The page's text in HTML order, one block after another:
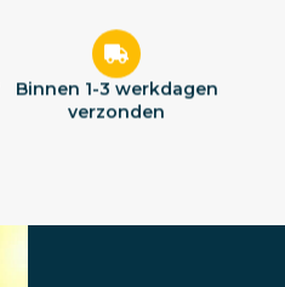
Binnen 1-3 werkdagen
verzonden